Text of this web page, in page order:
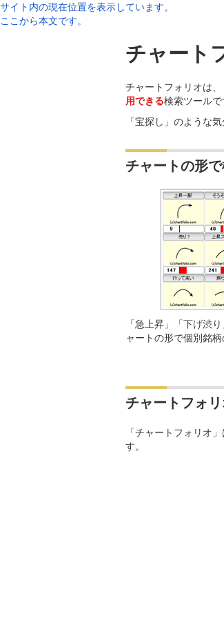
サイト内の現在位置を表示しています。
ここから本文です。
チャート
チャートフォリオは
用できる検索ツールで
「宝探し」のような
チャートの形
「急上昇」「下げ渋
ャートの形で個別銘柄
チャートフォ
「チャートフォリオ
す。